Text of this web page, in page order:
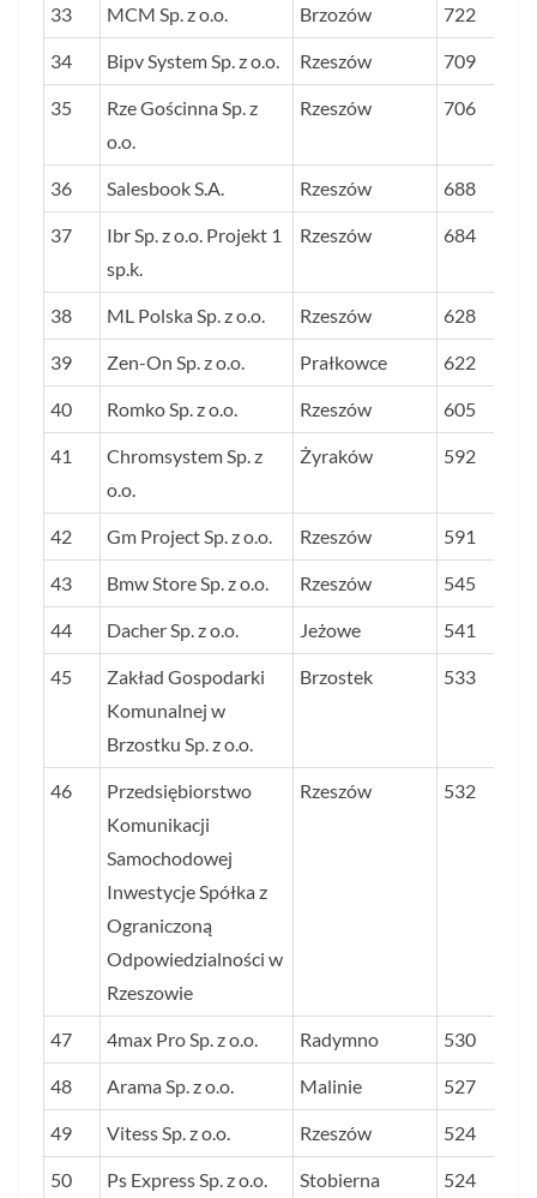
33 MCM Sp. z o.o. Brzozów 722
34 Bipv System Sp. z o.o. Rzeszów 709
35
Rze Gościnna Sp. z
o.o.
Rzeszów 706
36 Salesbook S.A. Rzeszów 688
37
Ibr Sp. z o.o. Projekt 1
sp.k.
Rzeszów 684
38 ML Polska Sp. z o.o. Rzeszów 628
39 Zen-On Sp. z o.o. Prałkowce 622
40 Romko Sp. z o.o. Rzeszów 605
41
Chromsystem Sp. z
o.o.
Żyraków 592
42 Gm Project Sp. z o.o. Rzeszów 591
43 Bmw Store Sp. z o.o. Rzeszów 545
44 Dacher Sp. z o.o. Jeżowe 541
45
Zakład Gospodarki
Komunalnej w
Brzostku Sp. z o.o.
Brzostek 533
46
Przedsiębiorstwo
Komunikacji
Samochodowej
Inwestycje Spółka z
Ograniczoną
Odpowiedzialności w
Rzeszowie
Rzeszów 532
47 4max Pro Sp. z o.o. Radymno 530
48 Arama Sp. z o.o. Malinie 527
49 Vitess Sp. z o.o. Rzeszów 524
50 Ps Express Sp. z o.o. Stobierna 524